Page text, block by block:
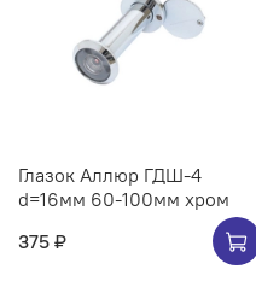
Глазок Аллюр ГДШ-4
d=16мм 60-100мм хром
375 ₽